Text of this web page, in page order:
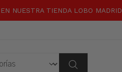
NUESTRA TIENDA LOBO MADRID